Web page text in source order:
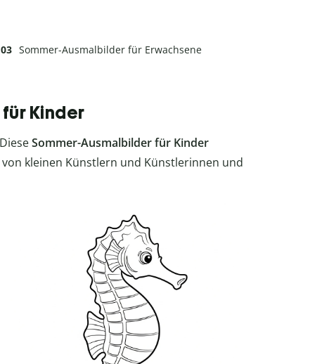
Sommer-Ausmalbilder für Erwachsene
Kinder
Sommer-Ausmalbilder für Kinder
kleinen Künstlern und Künstlerinnen und